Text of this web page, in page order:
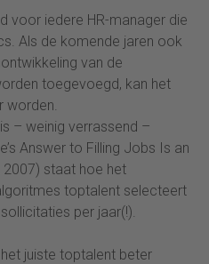
voor iedere HR-manager die
Als de komende jaren ook
van de
toegevoegd, kan het
worden.
– weinig verrassend –
Answer to Filling Jobs Is an
2007) staat hoe het
toptalent selecteert
per jaar(!).
juiste toptalent beter